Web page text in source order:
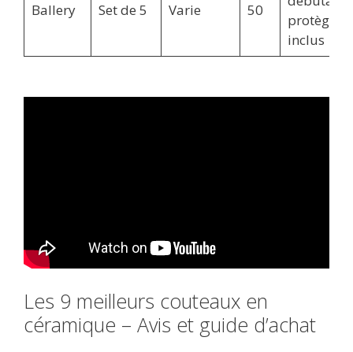
Ballery Set de 5 Varie 50
protège-
inclus
Les 9 meilleurs couteaux en
céramique – Avis et guide d’achat